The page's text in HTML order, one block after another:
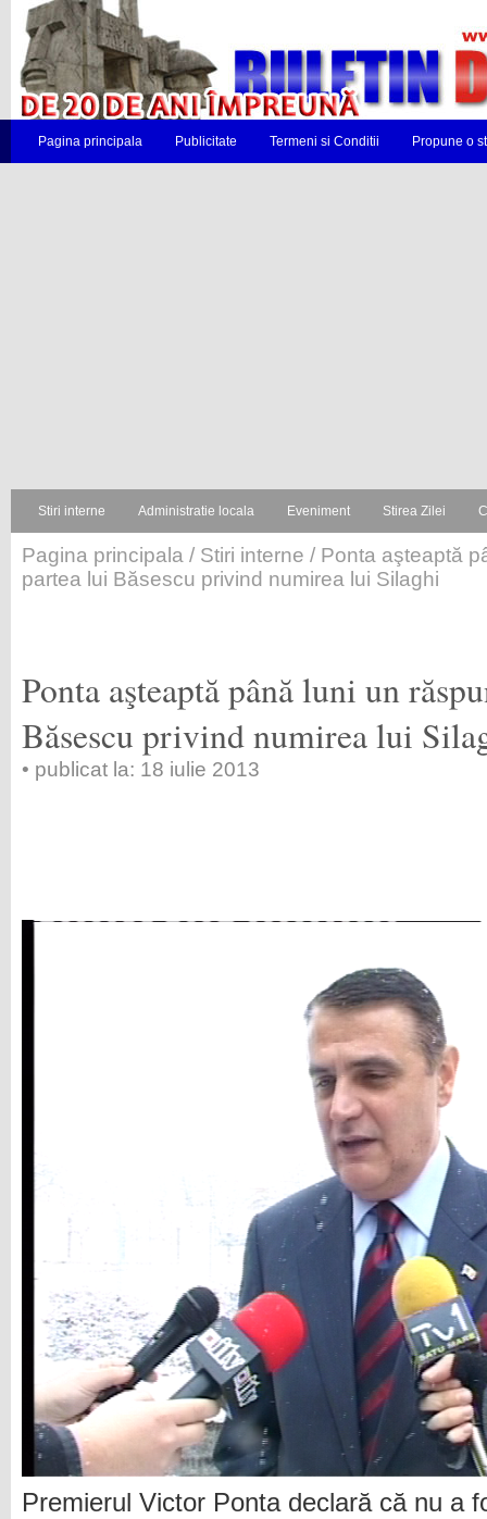
Pagina principala Publicitate Termeni si Conditii Propune o
Stiri interne Administratie locala Eveniment Stirea Zilei
Pagina principala / Stiri interne / Ponta aşteaptă
partea lui Băsescu privind numirea lui Silaghi
Ponta aşteaptă până luni un
Băsescu privind numirea lui
• publicat la: 18 iulie 2013
Premierul Victor Ponta declară că nu a